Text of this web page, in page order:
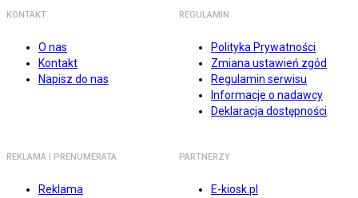
KONTAKT
O nas
Kontakt
Napisz do nas
REGULAMIN
Polityka Prywatności
Zmiana ustawień zgód
Regulamin serwisu
Informacje o nadawcy
Deklaracja dostępności
REKLAMA I PRENUMERATA
Reklama
PARTNERZY
E-kiosk.pl